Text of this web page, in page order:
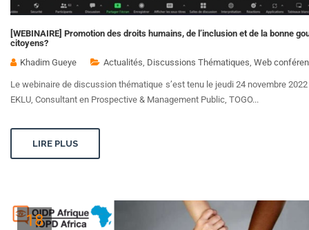
[WEBINAIRE] Promotion des droits humains, de l’inclusion et de la bonne
citoyens?
Khadim Gueye
Actualités Discussions Thématiques Web
Le webinaire de discussion thématique s’est tenu le jeudi 24 novembre
EKLU, Consultant en Prospective & Management Public, TOGO...
LIRE PLUS
18